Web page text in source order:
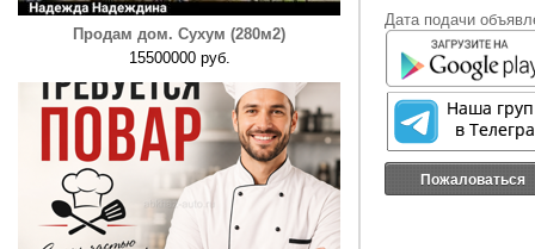
Продам дом. Сухум (280м2)
15500000 руб.
Дата подачи
Пожаловаться